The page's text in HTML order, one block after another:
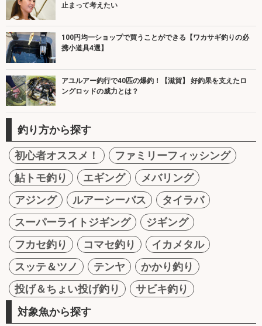
止まって考えたい
100円均一ショップで買うことができる【ワカサギ釣りの必
携小道具4選】
アユルアー釣行で40匹の爆釣！【滋賀】 好釣果を支えたロ
ングロッドの威力とは？
釣り方から探す
初心者オススメ！
ファミリーフィッシング
鮎トモ釣り
エギング
メバリング
アジング
ルアーシーバス
タイラバ
スーパーライトジギング
ジギング
フカセ釣り
コマセ釣り
イカメタル
スッテ＆ツノ
テンヤ
かかり釣り
投げ＆ちょい投げ釣り
サビキ釣り
対象魚から探す